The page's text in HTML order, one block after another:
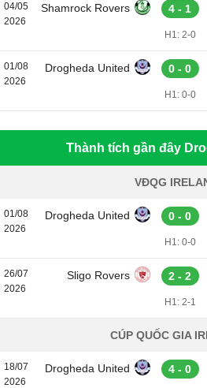
04/05
2026
Shamrock Rovers 4 - 1
H1: 2-0
01/08
2026
Drogheda United 0 - 0
H1: 0-0
Thành tích gần đây
VĐQG
01/08
2026
Drogheda United 0 - 0
H1: 0-0
26/07
2026
Sligo Rovers 2 - 2
H1: 2-1
CÚP QUỐC GIA
18/07
2026
Drogheda United 4 - 0